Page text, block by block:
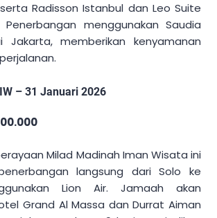
Radisson Istanbul dan Leo Suite
Penerbangan menggunakan Saudia
Jakarta, memberikan kenyamanan
– 31 Januari 2026
Milad Madinah Iman Wisata ini
langsung dari Solo ke
Lion Air. Jamaah akan
Grand Al Massa dan Durrat Aiman